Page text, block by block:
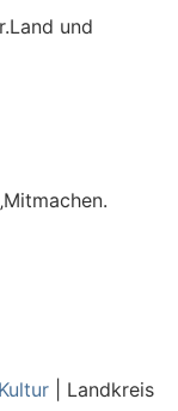
und
| Landkreis